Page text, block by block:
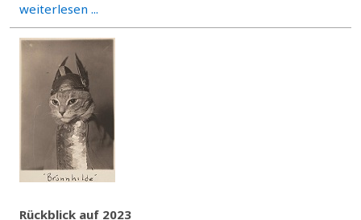
weiterlesen ...
Rückblick auf 2023